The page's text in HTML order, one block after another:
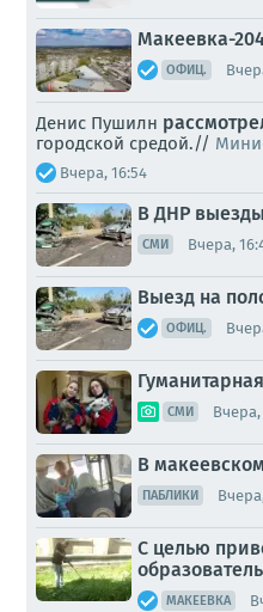
Макеевка-
ОФИЦ.
Денис Пушилн
городской средой.//
Вчера, 16:54
В ДНР
СМИ Вчера,
Выезд на
ОФИЦ.
СМИ Вчера,
В
ПАБЛИКИ
С целью
МАКЕЕВКА